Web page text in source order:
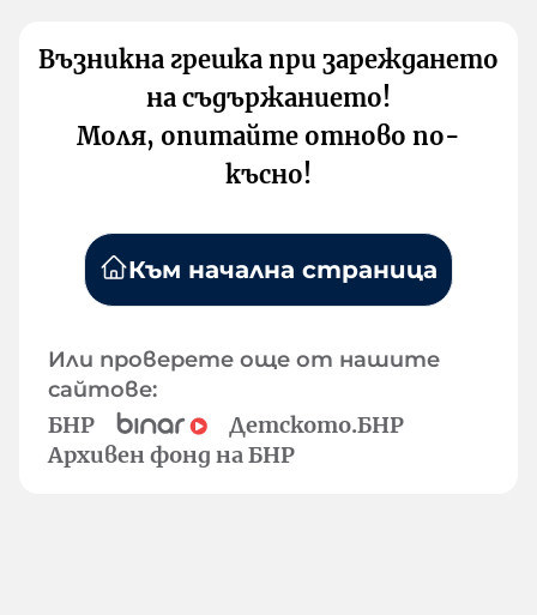
Възникна грешка при зареждането
на съдържанието!
Моля, опитайте отново по-
късно!
Към начална страница
Или проверете още от нашите
сайтове:
БНР
Детското.БНР
Архивен фонд на БНР